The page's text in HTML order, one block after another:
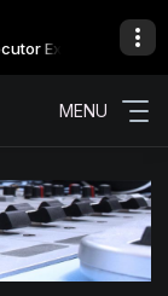
Exemplo
MENU